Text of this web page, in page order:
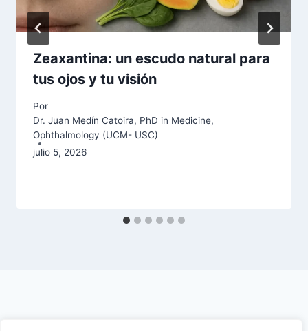
Zeaxantina: un escudo natural para
tus ojos y tu visión
Por
Dr. Juan Medín Catoira, PhD in Medicine,
Ophthalmology (UCM- USC)
julio 5, 2026